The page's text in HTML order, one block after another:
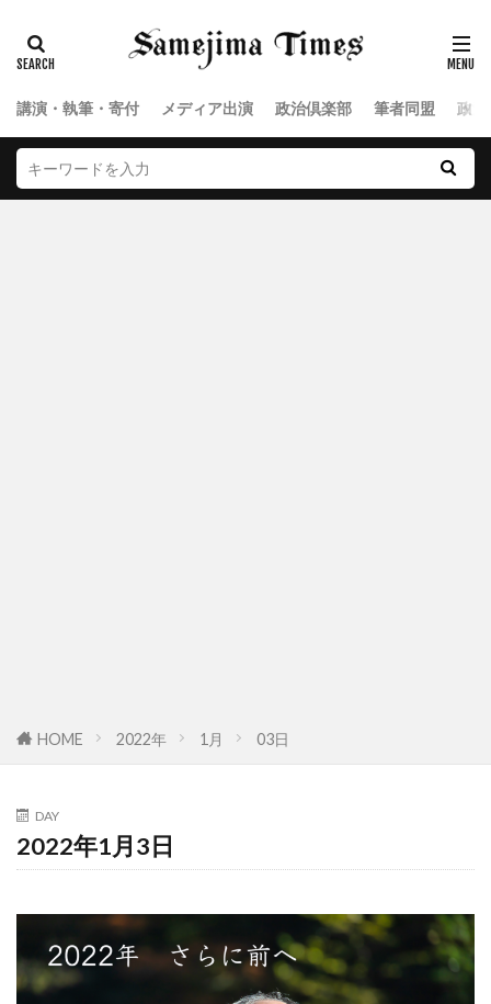
講演・執筆・寄付 メディア出演 政治倶楽部 筆者同盟 政
HOME 2022年 1月 03日
DAY
2022年1月3日